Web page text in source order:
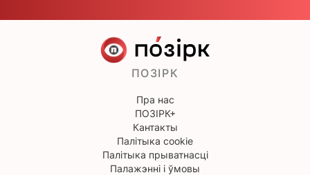
ПОЗІРК
Пра нас
ПОЗІРК+
Кантакты
Палітыка cookie
Палітыка прыватнасці
Палажэнні і ўмовы